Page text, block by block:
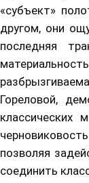
«субъект»
другом, они
последняя
Гореловой,
классических
позволяя
соединить